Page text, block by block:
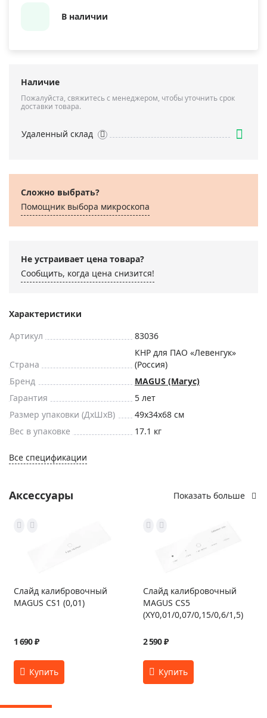
В наличии
Наличие
Пожалуйста, свяжитесь с менеджером, чтобы уточнить срок
доставки товара.
Удаленный склад
Сложно выбрать?
Помощник выбора микроскoпа
Не устраивает цена товара?
Сообщить, когда цена снизится!
Характеристики
Артикул
83036
Страна
КНР для ПАО «Левенгук»
(Россия)
Бренд
MAGUS (Магус)
Гарантия
5 лет
Размер упаковки (ДxШxВ)
49x34x68 см
Вес в упаковке
17.1 кг
Все спецификации
Аксессуары Показать больше
Слайд калибровочный
MAGUS CS1 (0,01)
1 690 ₽
Слайд калибровочный
MAGUS CS5
(XY0,01/0,07/0,15/0,6/1,5)
2 590 ₽